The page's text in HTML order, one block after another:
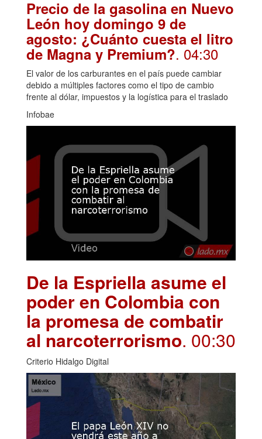
Precio de la gasolina en Nuevo
León hoy domingo 9 de
agosto: ¿Cuánto cuesta el litro
de Magna y Premium?. 04:30
El valor de los carburantes en el país puede cambiar
debido a múltiples factores como el tipo de cambio
frente al dólar, impuestos y la logística para el traslado
Infobae
De la Espriella asume el
poder en Colombia con
la promesa de combatir
al narcoterrorismo. 00:30
Criterio Hidalgo Digital